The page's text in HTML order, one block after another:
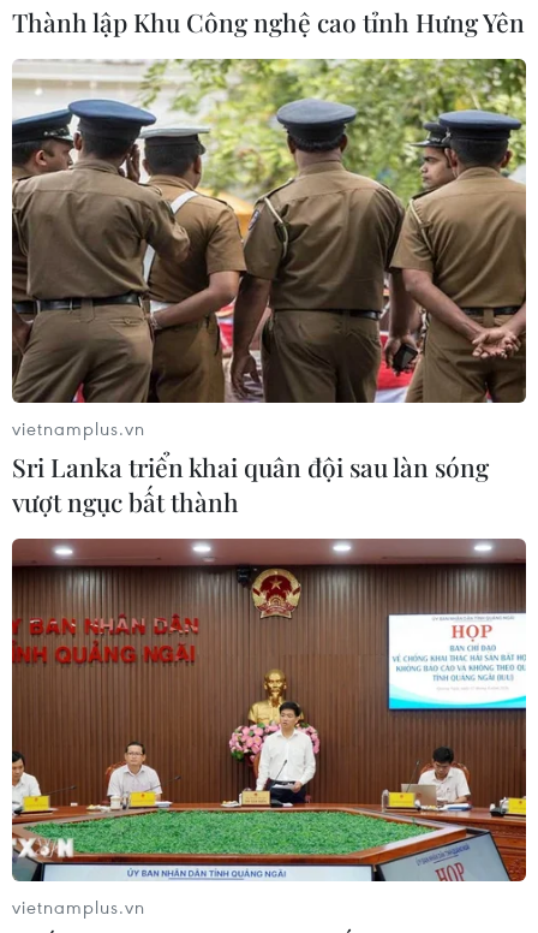
Thành lập Khu Công nghệ cao tỉnh Hưng Yên
vietnamplus.vn
Sri Lanka triển khai quân đội sau làn sóng
vượt ngục bất thành
vietnamplus.vn